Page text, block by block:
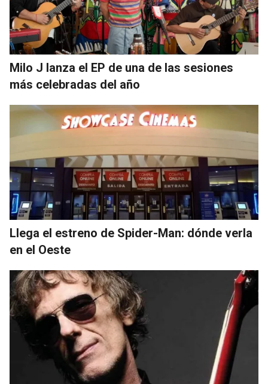
Milo J lanza el EP de una de las sesiones
más celebradas del año
Llega el estreno de Spider-Man: dónde verla
en el Oeste